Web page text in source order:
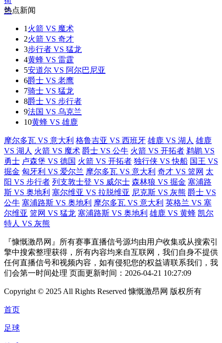
热点新闻
1 火箭 VS 魔术
2火箭 VS 奇才
3步行者 VS 猛龙
4黄蜂 VS 雷霆
5安道尔 VS 阿尔巴尼亚
6爵士 VS 老鹰
7骑士 VS 猛龙
8爵士 VS 步行者
9法国 VS 乌克兰
10黄蜂 VS 雄鹿
摩尔多瓦 VS 意大利 格鲁吉亚 VS 西班牙 雄鹿 VS 湖人 雄鹿
VS 湖人 火箭 VS 魔术 爵士 VS 公牛 火箭 VS 开拓者 鹈鹕 VS
勇士 卢森堡 VS 德国 火箭 VS 开拓者 独行侠 VS 快船 国王 VS
掘金 匈牙利 VS 爱尔兰 摩尔多瓦 VS 意大利 奇才 VS 篮网 太
阳 VS 步行者 列支敦士登 VS 威尔士 森林狼 VS 掘金 塞浦路
斯 VS 奥地利 塞尔维亚 VS 拉脱维亚 尼克斯 VS 灰熊 爵士 VS
公牛 塞浦路斯 VS 奥地利 摩尔多瓦 VS 意大利 英格兰 VS 塞
尔维亚 篮网 VS 猛龙 塞浦路斯 VS 奥地利 雄鹿 VS 黄蜂 凯尔
特人 VS 灰熊
『慷慨激昂网』所有赛事直播信号源均由用户收集或从搜索引
擎中搜索整理获得，所有内容均来自互联网，我们自身不提供
任何直播信号和视频内容，如有侵犯您的权益请联系我们，我
们会第一时间处理 页面更新时间：2026-04-21 10:27:09
Copyright © 2025 All Rights Reserved 慷慨激昂网 版权所有
首页
足球